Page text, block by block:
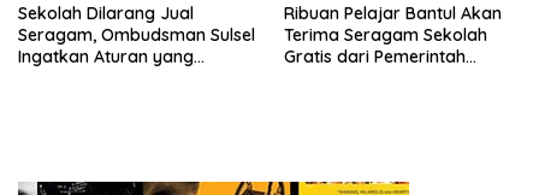
Sekolah Dilarang Jual
Seragam, Ombudsman Sulsel
Ingatkan Aturan yang
Ribuan Pelajar Bantul Akan
Terima Seragam Sekolah
Gratis dari Pemerintah